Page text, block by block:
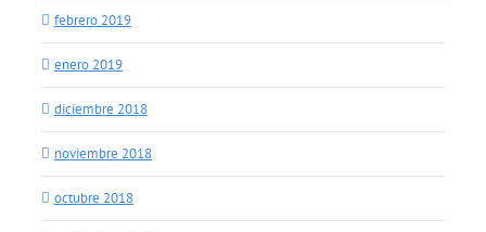
febrero 2019
enero 2019
diciembre 2018
noviembre 2018
octubre 2018